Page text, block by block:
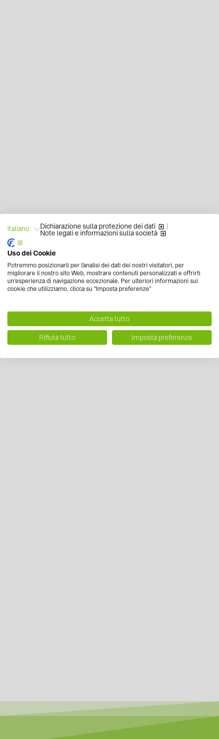
italiano Dichiarazione sulla protezione dei dati |
Note legali e informazioni sulla società
Uso dei Cookie
Potremmo posizionarli per l'analisi dei dati dei nostri visitatori, per
migliorare il nostro sito Web, mostrare contenuti personalizzati e offrirti
un'esperienza di navigazione eccezionale. Per ulteriori informazioni sui
cookie che utilizziamo, clicca su "Imposta preferenze”
Accetta tutto
Rifiuta tutto Imposta preferenze